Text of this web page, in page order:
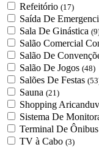
Refeitório (17)
Saída De
Sala De Ginástica
Salão Comercial
Salão De
Salão De Jogos (48)
Salões De Festas
Sauna (21)
Shopping
Sistema De
Terminal De
TV à Cabo (3)